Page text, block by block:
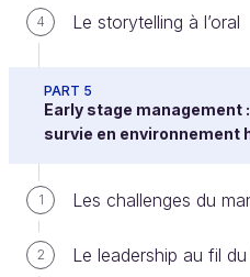
4 Le storytelling à l’oral
PART 5
Early stage management
survie en environnement
1 Les challenges du
2 Le leadership au fil
Témoignages
d'accélérateurs
Venez découvrir les
Quelle est la
startups hébergées ?